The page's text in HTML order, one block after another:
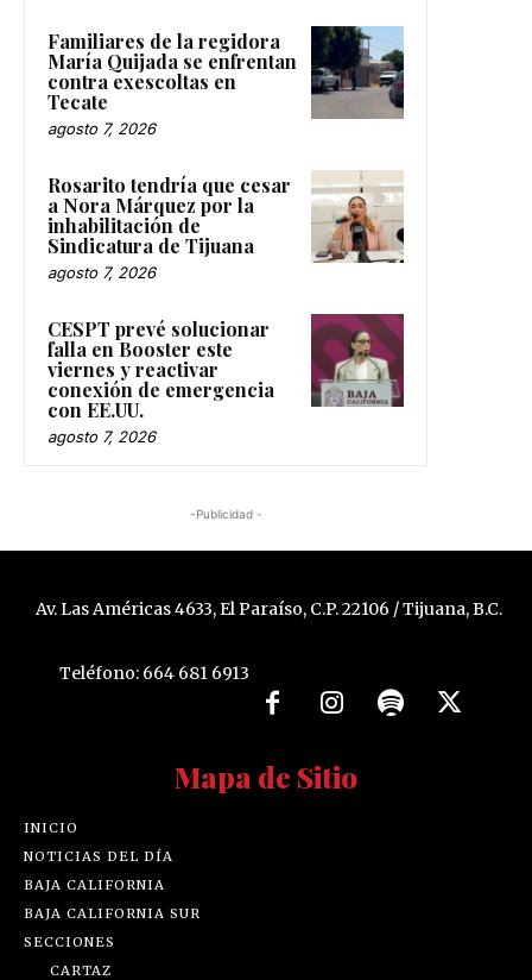
Familiares de la regidora
María Quijada se enfrentan
contra exescoltas en
Tecate
agosto 7, 2026
Rosarito tendría que cesar
a Nora Márquez por la
inhabilitación de
Sindicatura de Tijuana
agosto 7, 2026
CESPT prevé solucionar
falla en Booster este
viernes y reactivar
conexión de emergencia
con EE.UU.
agosto 7, 2026
-Publicidad -
Av. Las Américas 4633, El Paraíso, C.P. 22106 / Tijuana, B.C.
Teléfono: 664 681 6913
Mapa de Sitio
INICIO
NOTICIAS DEL DÍA
BAJA CALIFORNIA
BAJA CALIFORNIA SUR
SECCIONES
CARTAZ